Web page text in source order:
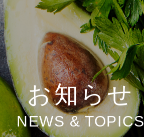
株式情報
有価証券報告書
財務業績ハイライト
お知らせ
NEWS & TOPICS